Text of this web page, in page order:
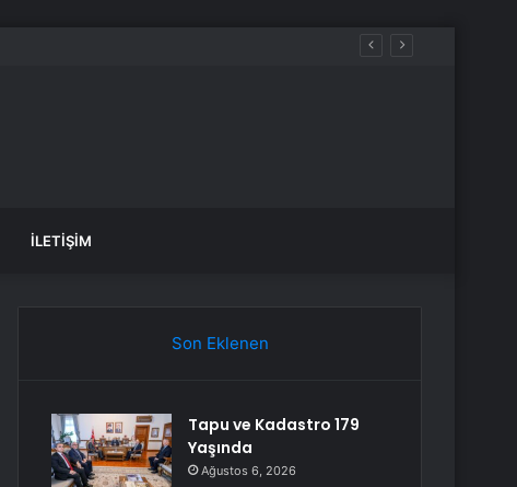
İLETIŞIM
Son Eklenen
Tapu ve Kadastro 179
Yaşında
Ağustos 6, 2026